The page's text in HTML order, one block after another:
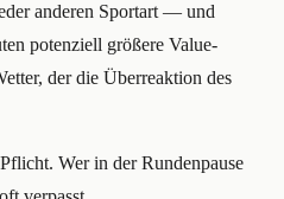
anderen Sportart — und
potenziell größere Value-
der die Überreaktion des
Wer in der Rundenpause